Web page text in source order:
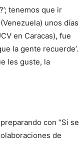
tenemos que ir
unos días
en Caracas), fue
la gente recuerde’.
les guste, la
con “Si se
de